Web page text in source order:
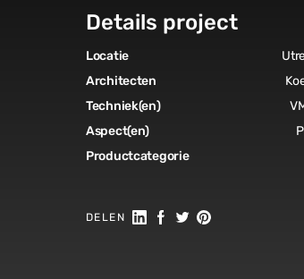
Details project
Locatie
Architecten
Techniek(en)
Aspect(en)
Productcategorie
DELEN Share on Linkedin
Share on Facebook
Share on Twitter
Share on